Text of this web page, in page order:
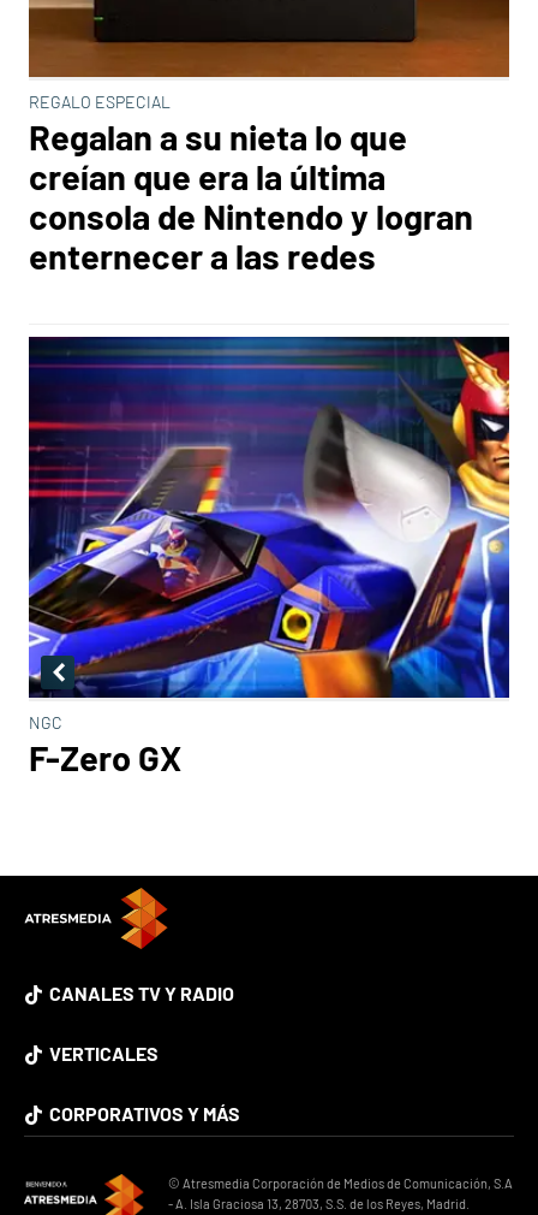
REGALO ESPECIAL
Regalan a su nieta lo que
creían que era la última
consola de Nintendo y logran
enternecer a las redes
NGC
F-Zero GX
CANALES TV Y RADIO
VERTICALES
CORPORATIVOS Y MÁS
© Atresmedia Corporación de Medios de Comunicación, S.A
- A. Isla Graciosa 13, 28703, S.S. de los Reyes, Madrid.